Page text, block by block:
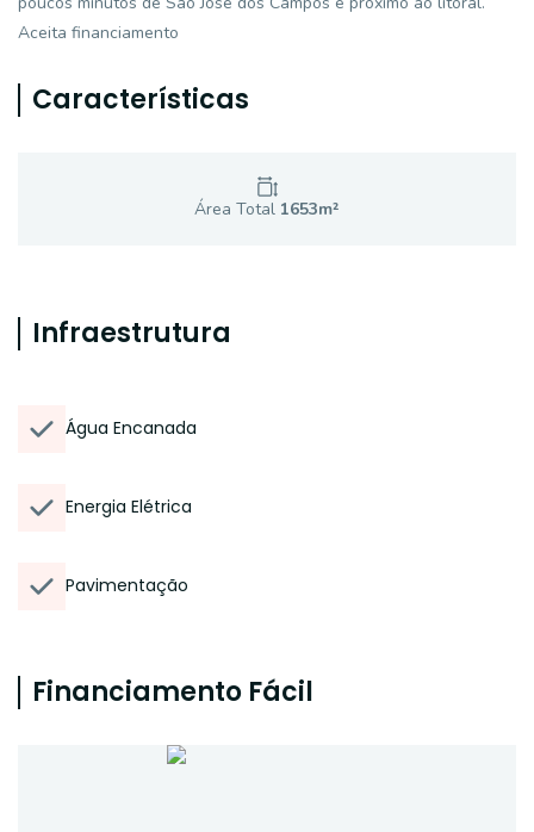
Aceita financiamento
Características
Área Total 1653m²
Infraestrutura
Água Encanada
Energia Elétrica
Pavimentação
Financiamento Fácil